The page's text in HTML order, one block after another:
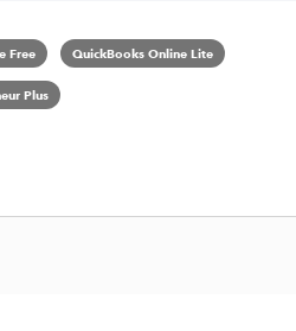
Free QuickBooks Online Lite
Plus